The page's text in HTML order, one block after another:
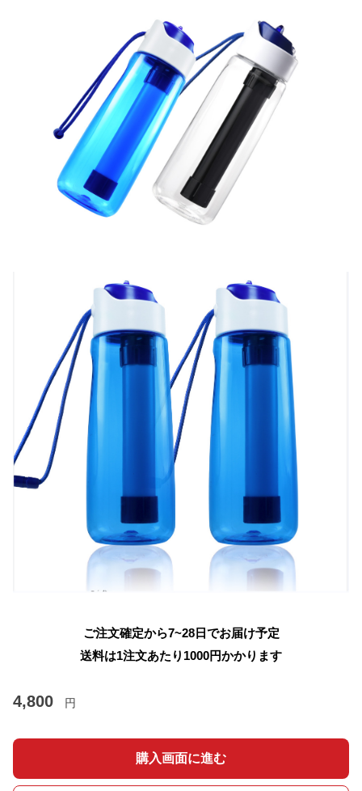
ご注文確定から7~28日でお届け予定
送料は1注文あたり 1000円かかります
4,800 円
購入画面に進む